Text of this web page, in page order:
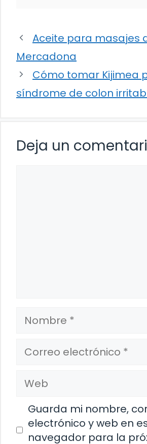
Aceite para masajes
Mercadona
Cómo tomar Kijimea
síndrome de colon
Deja un
Nombre
Correo
electrónico
Web
Guarda mi nombre,
electrónico y web en
navegador para la